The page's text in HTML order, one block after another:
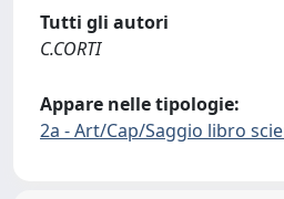
Tutti gli autori
C.CORTI
Appare nelle tipologie:
2a - Art/Cap/Saggio libro